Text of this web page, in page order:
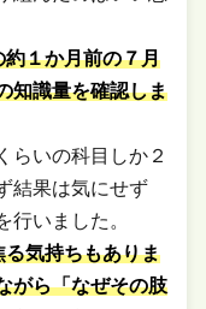
１か月前の７月
知識量を確認しま
らいの科目しか２
結果は気にせず
行いました。
気持ちもありま
がら「なぜその肢